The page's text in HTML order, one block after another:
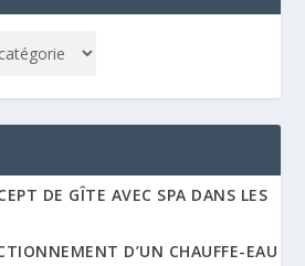
DE GÎTE AVEC SPA DANS LES
D’UN CHAUFFE-EAU